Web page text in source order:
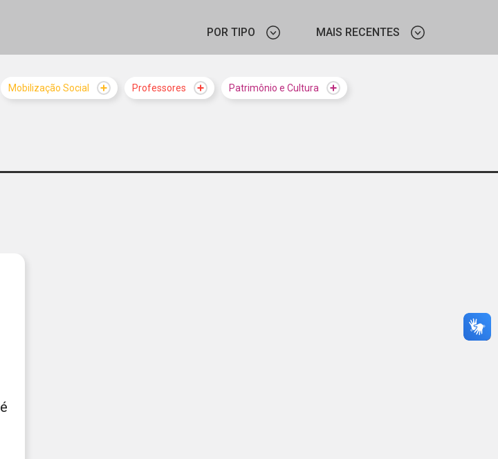
POR TIPO MAIS RECENTES
Mobilização Social Professores Patrimônio e Cultura
é